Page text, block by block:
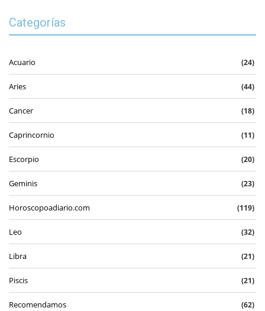
Categorías
Acuario (24)
Aries (44)
Cancer (18)
Caprincornio (11)
Escorpio (20)
Geminis (23)
Horoscopoadiario.com (119)
Leo (32)
Libra (21)
Piscis (21)
Recomendamos (62)